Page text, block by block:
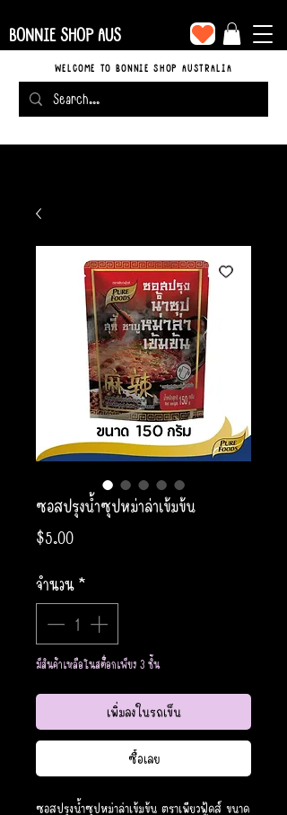
BONNIE SHOP AUS
WELCOME TO BONNIE SHOP AUSTRALIA
ซอสปรุงน้ำซุปหม่าล่าเข้มข้น
$5.00ราคา
จำนวน*
มีสินค้าเหลือในสต็อกเพียง 3 ชิ้น
เพิ่มลงในรถเข็น
ซื้อเลย
ซอสปรุงน้ำซุปหม่าล่าเข้มข้น ตราเพียวฟู้ดส์ ขนาด